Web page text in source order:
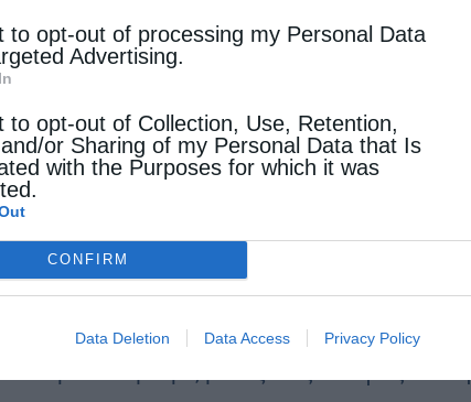
to opt-out of processing my Personal Data
Advertising.
to opt-out of Collection, Use, Retention,
or Sharing of my Personal Data that Is
with the Purposes for which it was
CONFIRM
Data Deletion Data Access Privacy Policy
έναν ξεχωριστό χαρακτήρα και ένα
στην Ιερά Πόλη του Μεσολογγίου, με αφορμή
Έξοδο της φρουράς των Ελεύθερων
προσκύνημα ιστορικής μνήμης.
Γένους», καθώς είναι ένας τόπος όπου η
μοναδικό. Εκεί, άνθρωποι εξαντλημένοι
να εξέλθουν ελεύθεροι παρά να
απόφασή τους αυτή δεν υπήρξε απλώς και
στην αξία της ανθρώπινης
ανθρώπινα μέτρα, μια Έξοδος στο φως και την